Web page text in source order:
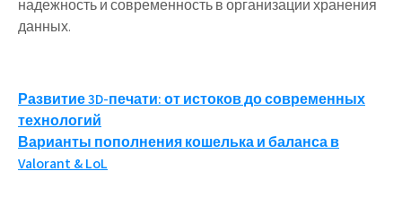
надежность и современность в организации хранения
данных.
Навигация
по
записям
Развитие 3D-печати: от истоков до современных
технологий
Варианты пополнения кошелька и баланса в
Valorant & LoL